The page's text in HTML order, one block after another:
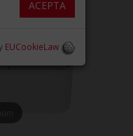
ACEPTA
EUCookieLaw